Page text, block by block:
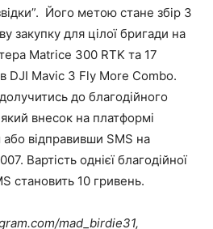
Його метою стане збір 3
закупку для цілої бригади на
Matrice 300 RTK та 17
DJI Mavic 3 Fly More Combo.
до благодійного
внесок на платформі
або відправивши SMS на
Вартість однієї благодійної
становить 10 гривень.
mad_birdie31,